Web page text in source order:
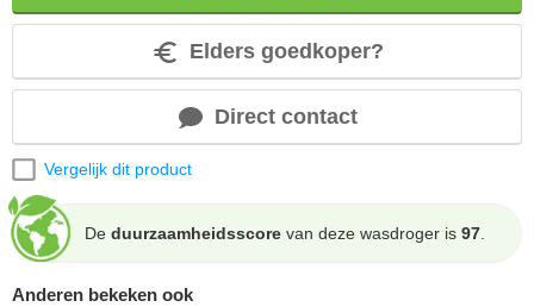
Elders goedkoper?
Direct contact
Vergelijk dit product
De duurzaamheidsscore van deze wasdroger is 97.
Anderen bekeken ook